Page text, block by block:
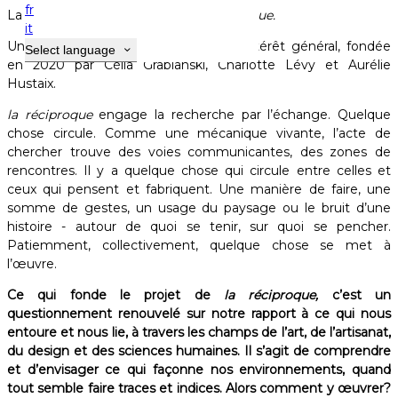
fr
it
Select language
LaMaison Gamboia
la réciproque.
Une association loi 1901 reconnue d'intérêt général, fondée
en 2020 par Célia Grabianski, Charlotte Lévy et Aurélie
Hustaix.
la réciproqueengage la recherche par l’échange. Quelque
chose circule. Comme une mécanique vivante, l’acte de
chercher trouve des voies communicantes, des zones de
rencontres. Il y a quelque chose qui circule entre celles et
ceux qui pensent et fabriquent. Une manière de faire, une
somme de gestes, un usage du paysage ou le bruit d’une
histoire - autour de quoi se tenir, sur quoi se pencher.
Patiemment, collectivement, quelque chose se met à
l’œuvre.
Ce qui fonde le projet de la réciproque, c’est un
questionnement renouvelé sur notre rapport à ce qui nous
entoure et nous lie, à travers les champs de l’art, de l’artisanat,
du design et des sciences humaines. Il s’agit de comprendre
et d’envisager ce qui façonne nos environnements, quand
tout semble faire traces et indices. Alors comment y œuvrer?